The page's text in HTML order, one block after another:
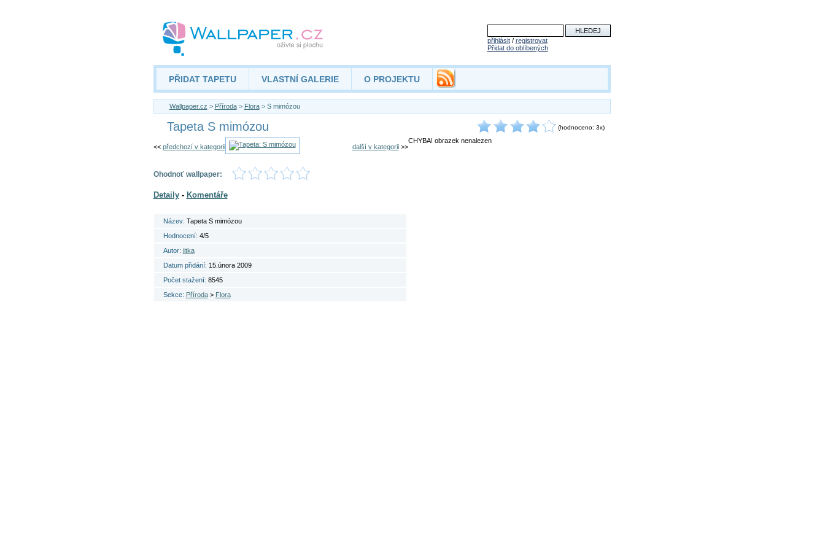
přihlásit/ registrovat
Přidat do oblíbených
PŘIDAT TAPETU VLASTNÍ GALERIE O PROJEKTU
Wallpaper.cz > Příroda> Flora> S mimózou
Tapeta S mimózou (hodnoceno: 3x)
<< předchozí v kategorii další v kategorii>>
Ohodnoť wallpaper:
Detaily- Komentáře
Název: Tapeta S mimózou
Hodnocení: 4/5
Autor: jitka
Datum přidání: 15.února 2009
Počet stažení: 8545
Sekce: Příroda> Flora
CHYBA! obrazek nenalezen